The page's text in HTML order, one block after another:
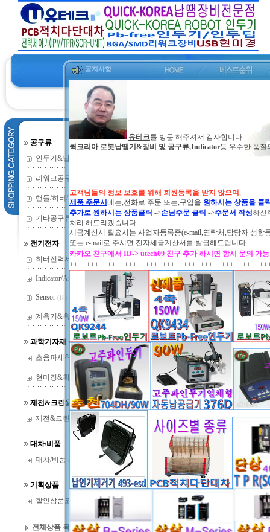
공구류
인두기&납땜기
리워크공구류
핸들/히터/소모 (73)
기타공구류 (2)
전기전자
히터전력제어기
Indicator/Amp
Sensor (18)
계측기&측정기 (37)
과학기자재
초음파세척기 (22)
현미경&확대경 (144)
제전&크린용품
제전&크린용품 (14)
대차/비품
대차/비품
기획상품
할인상품코너
전체상품 목록
공지사항 게시판 NOTICE
17 리워크열풍기 990D 를 구입하시
16 퀵코리아 373C 자동납공급기 판매
14 강추)자동납공급기+인두기 일체
13 퀵코리아 870-ESD 핫플레이트 판
퀵코리아 704DH 무연 인두기 판
150w 고열량 pb-free 고주파 인두
제품 주문시 참조 하세요- 퀵코리
(강추)인두팁 크리너 QK900-퀵코
8 (강추)정전기접지테스터 QK498-
퀵코리아 191AD 인두팁 온도 측
(강추)pb-free고주파인두기
프리히터 QK853 판매-퀵코리아
4 퀵코리아 150W 고열량 704DHP
퀵코리아 pb-free 납땜의 강자 신
구입을 원할시에는...
회원등록을 받지 않습니다.
공지사항
유테크를 방문 해주셔서 감사합니다.
퀵코리아 로봇납땜기&장비 및 공구류,Indicator등 우수한 품질
고객님들의 정보 보호를 위해 회원등록을 받지 않으며,
제품 주문시 에는,전화로 주문 또는,구입을 원하시는 상품을 클
추가로 원하시는 상품클릭 ->손님주문 클릭 ->주문서 작성하신
처리 해드리겠습니다.
세금계산서 필요시는 사업자등록증(e-mail,연락처,담당자 성함
또는 e-mail로 주시면 전자세금계산서를 발급해드립니다.
카카오 친구에서 ID-> utech09 친구 추가 하시면 항시 문의 가